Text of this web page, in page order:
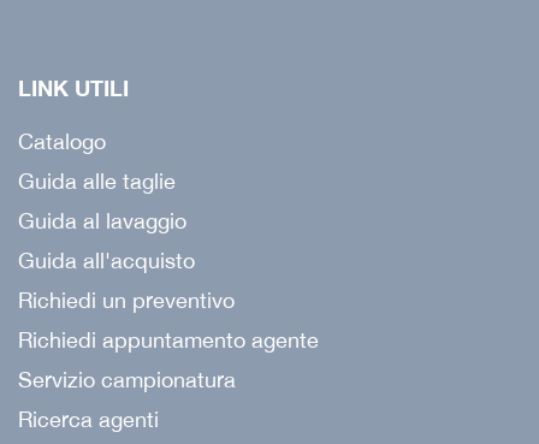
LINK UTILI
Catalogo
Guida alle taglie
Guida al lavaggio
Guida all'acquisto
Richiedi un preventivo
Richiedi appuntamento agente
Servizio campionatura
Ricerca agenti